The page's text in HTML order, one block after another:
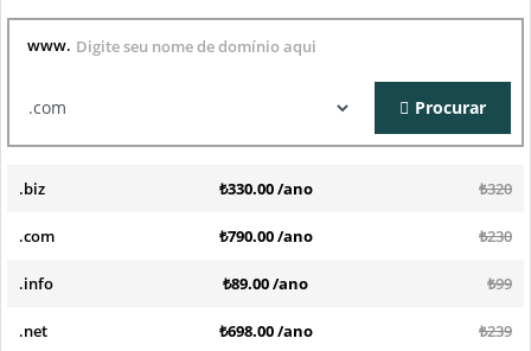
www.
Procurar
.biz ₺330.00 /ano ₺320
.com ₺790.00 /ano ₺230
.info ₺89.00 /ano ₺99
.net ₺698.00 /ano ₺239